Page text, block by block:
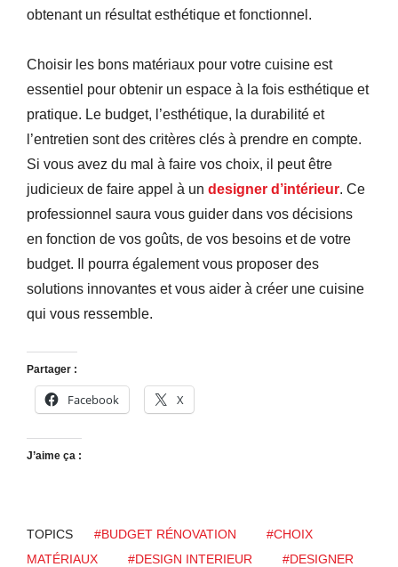
obtenant un résultat esthétique et fonctionnel.
Choisir les bons matériaux pour votre cuisine est
essentiel pour obtenir un espace à la fois esthétique et
pratique. Le budget, l’esthétique, la durabilité et
l’entretien sont des critères clés à prendre en compte.
Si vous avez du mal à faire vos choix, il peut être
judicieux de faire appel à un designer d’intérieur. Ce
professionnel saura vous guider dans vos décisions
en fonction de vos goûts, de vos besoins et de votre
budget. Il pourra également vous proposer des
solutions innovantes et vous aider à créer une cuisine
qui vous ressemble.
Partager :
Facebook X
J’aime ça :
TOPICS #BUDGET RÉNOVATION
#CHOIX
MATÉRIAUX
#DESIGN INTERIEUR
#DESIGNER